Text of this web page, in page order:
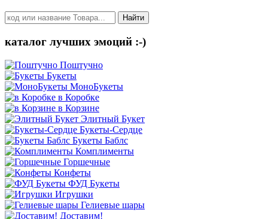
Найти
каталог лучших эмоций :-)
Поштучно
Букеты
МоноБукеты
в Коробке
в Корзине
Элитный Букет
Букеты-Сердце
Букеты Баблс
Комплименты
Горшечные
Конфеты
ФУД Букеты
Игрушки
Гелиевые шары
Доставим!